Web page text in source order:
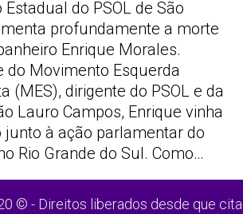
Estadual do PSOL de São
profundamente a morte
Enrique Morales.
do Movimento Esquerda
(MES), dirigente do PSOL e da
Lauro Campos, Enrique vinha
junto à ação parlamentar do
Rio Grande do Sul. Como…
© - Direitos liberados desde que